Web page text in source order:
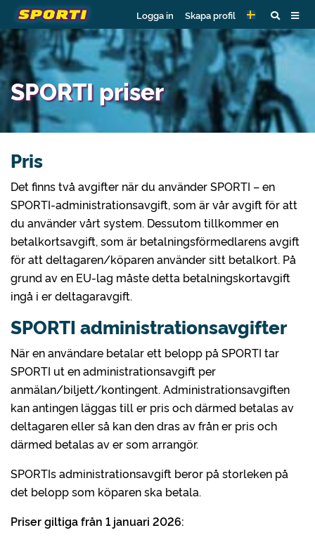
Logga in Skapa profil
SPORTI priser
Pris
Det finns två avgifter när du använder SPORTI – en
SPORTI-administrationsavgift, som är vår avgift för att
du använder vårt system. Dessutom tillkommer en
betalkortsavgift, som är betalningsförmedlarens avgift
för att deltagaren/köparen använder sitt betalkort. På
grund av en EU-lag måste detta betalningskortavgift
ingå i er deltagaravgift.
SPORTI administrationsavgifter
När en användare betalar ett belopp på SPORTI tar
SPORTI ut en administrationsavgift per
anmälan/biljett/kontingent. Administrationsavgiften
kan antingen läggas till er pris och därmed betalas av
deltagaren eller så kan den dras av från er pris och
därmed betalas av er som arrangör.
SPORTIs administrationsavgift beror på storleken på
det belopp som köparen ska betala.
Priser giltiga från 1 januari 2026: